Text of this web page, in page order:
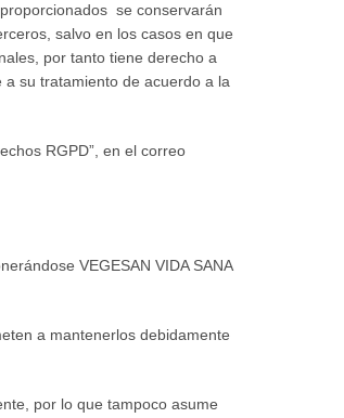
se conservarán
salvo en los casos en que
por tanto tiene derecho a
su tratamiento de acuerdo a la
RGPD”, en el correo
VEGESAN VIDA SANA
a mantenerlos debidamente
por lo que tampoco asume